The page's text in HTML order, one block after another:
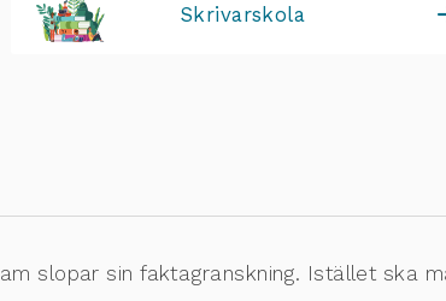
Skrivarskola
slopar sin faktagranskning. Istället ska